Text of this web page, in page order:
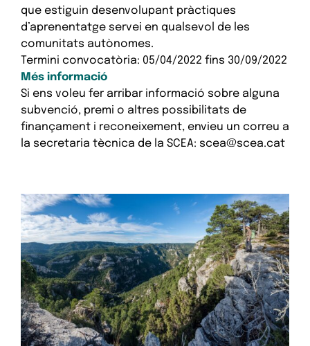
que estiguin desenvolupant pràctiques
d’aprenentatge servei en qualsevol de les
comunitats autònomes.
Termini convocatòria: 05/04/2022 fins 30/09/2022
Més informació
Si ens voleu fer arribar informació sobre alguna
subvenció, premi o altres possibilitats de
finançament i reconeixement, envieu un correu a
la secretaria tècnica de la SCEA: scea@scea.cat